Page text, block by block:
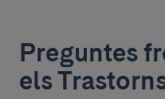
Preguntes
els